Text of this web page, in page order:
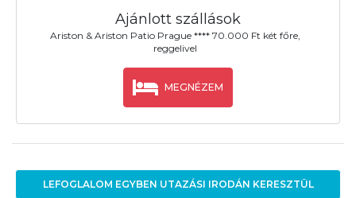
Ajánlott szállások
Ariston & Ariston Patio Prague **** 70.000 Ft két főre,
reggelivel
MEGNÉZEM
LEFOGLALOM EGYBEN UTAZÁSI IRODÁN KERESZTÜL